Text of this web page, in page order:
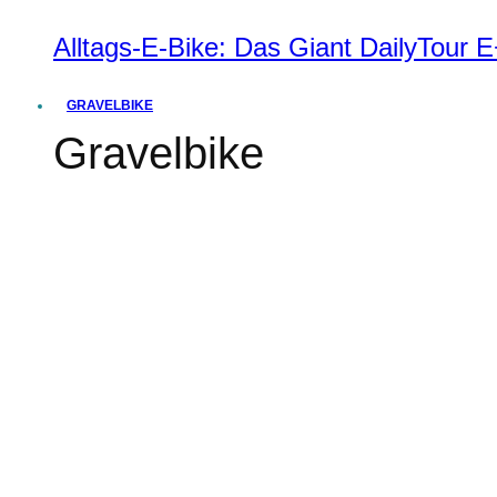
Alltags-E-Bike: Das Giant DailyTour
GRAVELBIKE
Gravelbike